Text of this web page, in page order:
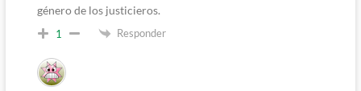
género de los justicieros.
1 Responder